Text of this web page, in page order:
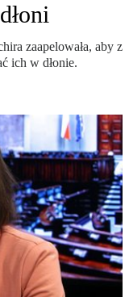
zaapelowała, aby z
ich w dłonie.